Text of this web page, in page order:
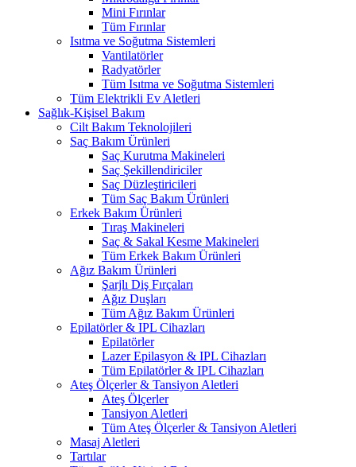
Mini Fırınlar
Tüm Fırınlar
Isıtma ve Soğutma Sistemleri
Vantilatörler
Radyatörler
Tüm Isıtma ve Soğutma Sistemleri
Tüm Elektrikli Ev Aletleri
Sağlık-Kişisel Bakım
Cilt Bakım Teknolojileri
Saç Bakım Ürünleri
Saç Kurutma Makineleri
Saç Şekillendiriciler
Saç Düzleştiricileri
Tüm Saç Bakım Ürünleri
Erkek Bakım Ürünleri
Tıraş Makineleri
Saç & Sakal Kesme Makineleri
Tüm Erkek Bakım Ürünleri
Ağız Bakım Ürünleri
Şarjlı Diş Fırçaları
Ağız Duşları
Tüm Ağız Bakım Ürünleri
Epilatörler & IPL Cihazları
Epilatörler
Lazer Epilasyon & IPL Cihazları
Tüm Epilatörler & IPL Cihazları
Ateş Ölçerler & Tansiyon Aletleri
Ateş Ölçerler
Tansiyon Aletleri
Tüm Ateş Ölçerler & Tansiyon Aletleri
Masaj Aletleri
Tartılar